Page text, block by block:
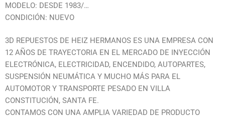
MODELO: DESDE 1983/…
CONDICIÓN: NUEVO
3D REPUESTOS DE HEIZ HERMANOS ES UNA EMPRESA CON
12 AÑOS DE TRAYECTORIA EN EL MERCADO DE INYECCIÓN
ELECTRÓNICA, ELECTRICIDAD, ENCENDIDO, AUTOPARTES,
SUSPENSIÓN NEUMÁTICA Y MUCHO MÁS PARA EL
AUTOMOTOR Y TRANSPORTE PESADO EN VILLA
CONSTITUCIÓN, SANTA FE.
CONTAMOS CON UNA AMPLIA VARIEDAD DE PRODUCTO